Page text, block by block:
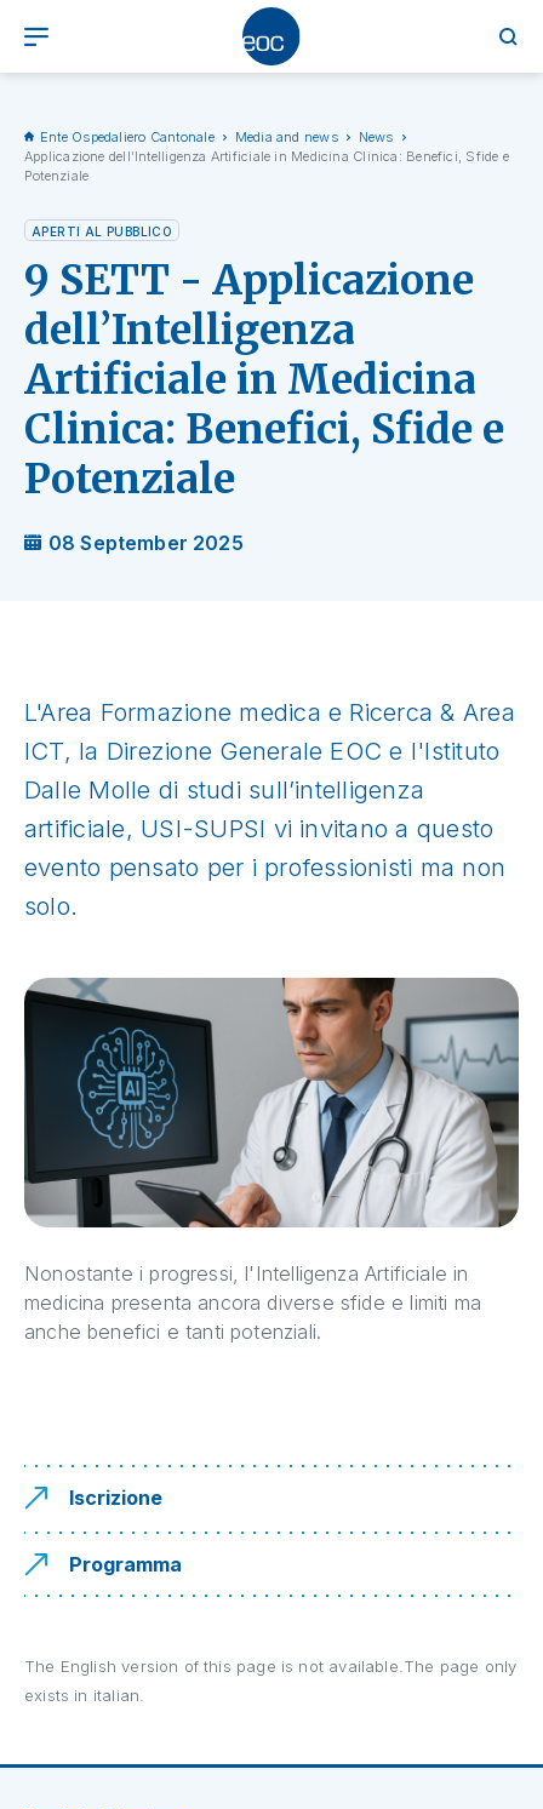
Ente Ospedaliero Cantonale Media and news
News
Applicazione dell’Intelligenza Artificiale in Medicina Clinica: Benefici, Sfide e
Potenziale
APERTI AL PUBBLICO
9 SETT - Applicazione
dell’Intelligenza
Artificiale in Medicina
Clinica: Benefici, Sfide e
Potenziale
08 September 2025
L'Area Formazione medica e Ricerca & Area
ICT, la Direzione Generale EOC e l'Istituto
Dalle Molle di studi sull’intelligenza
artificiale, USI-SUPSI vi invitano a questo
evento pensato per i professionisti ma non
solo.
Nonostante i progressi, l'Intelligenza Artificiale in
medicina presenta ancora diverse sfide e limiti ma
anche benefici e tanti potenziali.
Iscrizione
Programma
The English version of this page is not available.The page only
exists in italian.